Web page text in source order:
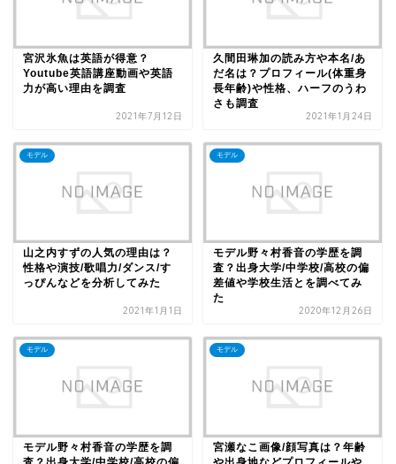
宮沢氷魚は英語が得意？
Youtube英語講座動画や英語
力が高い理由を調査
2021年7月12日
久間田琳加の読み方や本名/あ
だ名は？プロフィール(体重身
長年齢)や性格、ハーフのうわ
さも調査
2021年1月24日
モデル
山之内すずの人気の理由は？
性格や演技/歌唱力/ダンス/す
っぴんなどを分析してみた
2021年1月1日
モデル
モデル野々村香音の学歴を調
査？出身大学/中学校/高校の偏
差値や学校生活とを調べてみ
た
2020年12月26日
モデル
モデル野々村香音の学歴を調
モデル
宮瀬なこ画像/顔写真は？年齢